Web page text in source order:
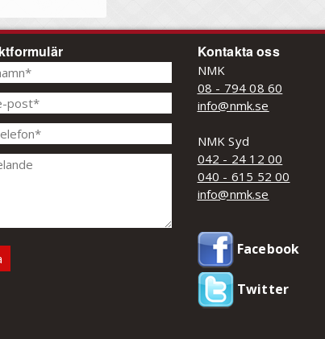
Kontakta oss
NMK
08 - 794 08 60
info@nmk.se
NMK Syd
042 - 24 12 00
040 - 615 52 00
info@nmk.se
Facebook
Twitter